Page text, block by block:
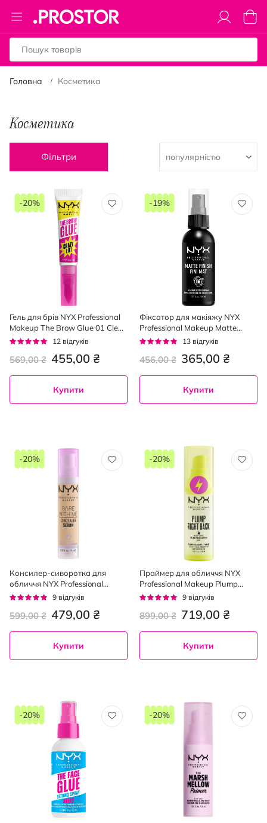
Toggle
Nav
Кошик
Головна Косметика
Косметика
Фільтри
Гель для брів NYX Professional
Makeup The Brow Glue 01 Clear
7 мл
Рейтинг:
12 відгуків
455,00 ₴
569,00 ₴
-20%
Купити
Фіксатор для макіяжу NYX
Professional Makeup Matte
Finish Spray 60 мл
Рейтинг:
13 відгуків
365,00 ₴
456,00 ₴
-19%
Купити
Консилер-сиворотка для
обличчя NYX Professional
Makeup Bare With Me Concealer
Рейтинг:
9 відгуків
479,00 ₴
599,00 ₴
-20%
Купити
Праймер для обличчя NYX
Professional Makeup Plump
Right Back 30 мл
Рейтинг:
9 відгуків
719,00 ₴
899,00 ₴
-20%
Купити
-20% -20%